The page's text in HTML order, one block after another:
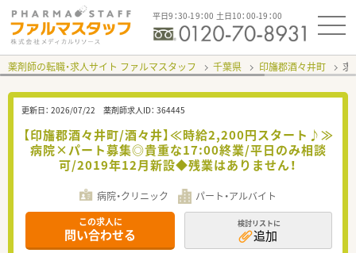
平日9：30-19：00 土日10：00-19：00
薬剤師の転職・求人サイト ファルマスタッフ 千葉県 印旛郡酒々井町 求
更新日： 2026/07/22 薬剤師求人ID： 364445
【印旛郡酒々井町/酒々井】≪時給2,200円スタート♪≫
病院×パート募集◎貴重な17:00終業/平日のみ相談
可/2019年12月新設◆残業はありません！
病院・クリニック パート・アルバイト
この求人に
問い合わせる
検討リストに
追加